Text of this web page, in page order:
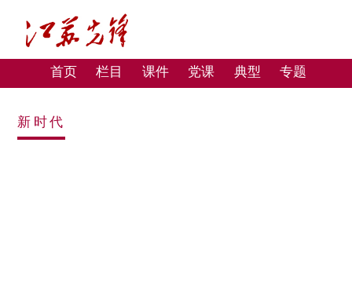
首页 栏目 课件 党课 典型 专题
新时代